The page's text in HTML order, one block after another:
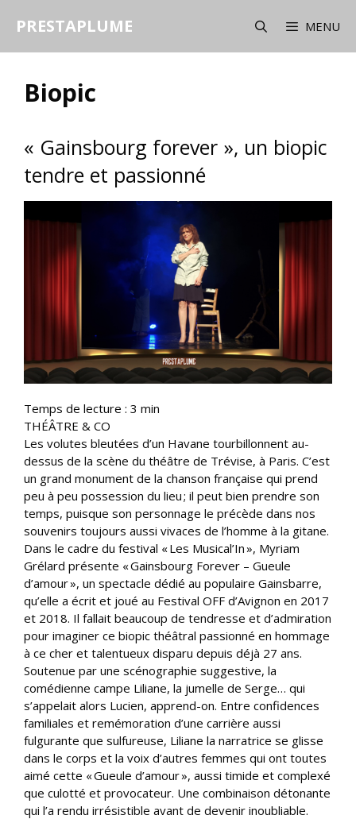
PRESTAPLUME MENU
Biopic
« Gainsbourg forever », un biopic
tendre et passionné
Temps de lecture : 3 min
THÉÂTRE & CO
Les volutes bleutées d’un Havane tourbillonnent au-
dessus de la scène du théâtre de Trévise, à Paris. C’est
un grand monument de la chanson française qui prend
peu à peu possession du lieu ; il peut bien prendre son
temps, puisque son personnage le précède dans nos
souvenirs toujours aussi vivaces de l’homme à la gitane.
Dans le cadre du festival « Les Musical’In », Myriam
Grélard présente « Gainsbourg Forever – Gueule
d’amour », un spectacle dédié au populaire Gainsbarre,
qu’elle a écrit et joué au Festival OFF d’Avignon en 2017
et 2018. Il fallait beaucoup de tendresse et d’admiration
pour imaginer ce biopic théâtral passionné en hommage
à ce cher et talentueux disparu depuis déjà 27 ans.
Soutenue par une scénographie suggestive, la
comédienne campe Liliane, la jumelle de Serge… qui
s’appelait alors Lucien, apprend-on. Entre confidences
familiales et remémoration d’une carrière aussi
fulgurante que sulfureuse, Liliane la narratrice se glisse
dans le corps et la voix d’autres femmes qui ont toutes
aimé cette « Gueule d’amour », aussi timide et complexé
que culotté et provocateur. Une combinaison détonante
qui l’a rendu irrésistible avant de devenir inoubliable.